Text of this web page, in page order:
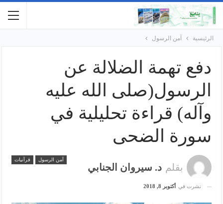
الرئيسية آمن الرسول
دفع تهمة الضلالة عن
الرسول(صلى الله عليه
وآله) قراءة تحليلية في
سورة الضحى
آمن الرسول قرآنيات
بقلم د. سيروان الجنابي
نشرت في أكتوبر 8, 2018